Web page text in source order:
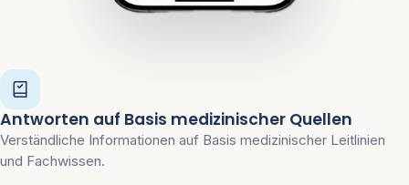
Antworten auf Basis medizinischer Quellen
Verständliche Informationen auf Basis medizinischer Leitlinien
und Fachwissen.